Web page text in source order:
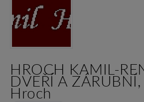
HROCH KAMIL-
DVEŘÍ A
Hroch